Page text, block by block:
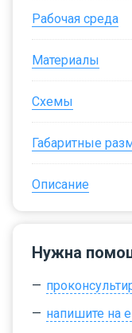
Рабочая среда
Материалы
Схемы
Габаритные
Описание
Нужна
напишите на